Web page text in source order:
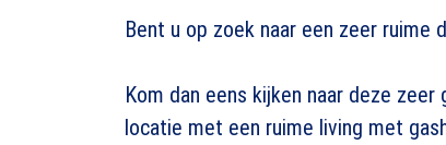
Bent u op zoek naar een zeer ruime
Kom dan eens kijken naar deze
locatie met een ruime living met